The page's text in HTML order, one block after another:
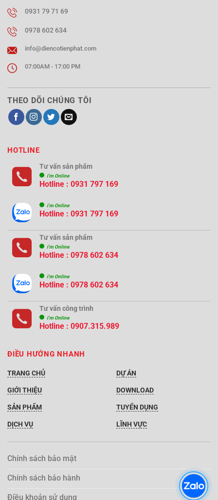
0931 79 71 69
0978 602 634
info@diencotienphat.com
07:00AM - 17:00 PM
THEO DÕI CHÚNG TÔI
HOTLINE
Tư vấn sản phẩm
i'm Online
Hotline : 0931 797 169
i'm Online
Hotline : 0931 797 169
Tư vấn sản phẩm
i'm Online
Hotline : 0978 602 634
i'm Online
Hotline : 0978 602 634
Tư vấn công trình
i'm Online
Hotline : 0907.315.989
ĐIỀU HƯỚNG NHANH
TRANG CHỦ
GIỚI THIỆU
SẢN PHẨM
DỊCH VỤ
DỰ ÁN
DOWNLOAD
TUYỂN DỤNG
LĨNH VỰC
Chính sách bảo mật
Chính sách bảo hành
Điều khoản sử dụng